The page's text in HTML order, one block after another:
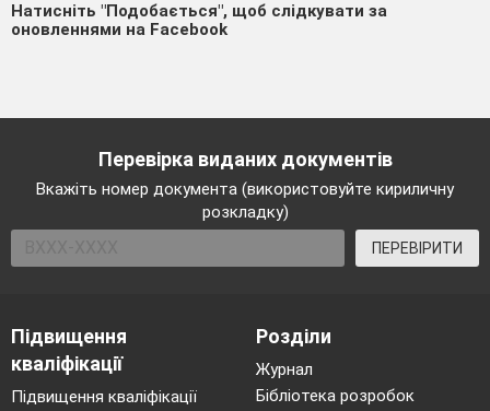
Натисніть "Подобається", щоб слідкувати за
оновленнями на Facebook
Перевірка виданих документів
Вкажіть номер документа (використовуйте кириличну
розкладку)
ПЕРЕВІРИТИ
Підвищення
кваліфікації
Підвищення кваліфікації
Розділи
Журнал
Бібліотека розробок